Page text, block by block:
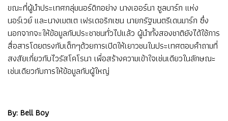
ขณะที่ผู้นำประเทศกลุ่มนอร์ดิกอย่าง นางเออร์นา ซูลบาร์ก แห่ง
นอร์เวย์ และนางเมตเต เฟรเดอริกเซน นายกรัฐมนตรีเดนมาร์ก ซึ่ง
นอกจากจะให้ข้อมูลกับประชาชนทั่วไปแล้ว ผู้นำทั้งสองชาติยังได้ใช้การ
สื่อสารโดยตรงกับเด็กๆด้วยการเปิดให้เยาวชนในประเทศตอบคำถามที่
สงสัยเกี่ยวกับไวรัสโคโรนา เพื่อสร้างความเข้าใจเช่นเดียวในลักษณะ
เช่นเดียวกับการให้ข้อมูลกับผู้ใหญ่
By: Bell Boy